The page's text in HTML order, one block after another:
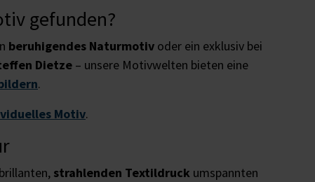
gefunden?
beruhigendes Naturmotiv oder ein exklusiv bei
Dietze – unsere Motivwelten bieten eine
.
Motiv.
strahlenden Textildruck umspannten